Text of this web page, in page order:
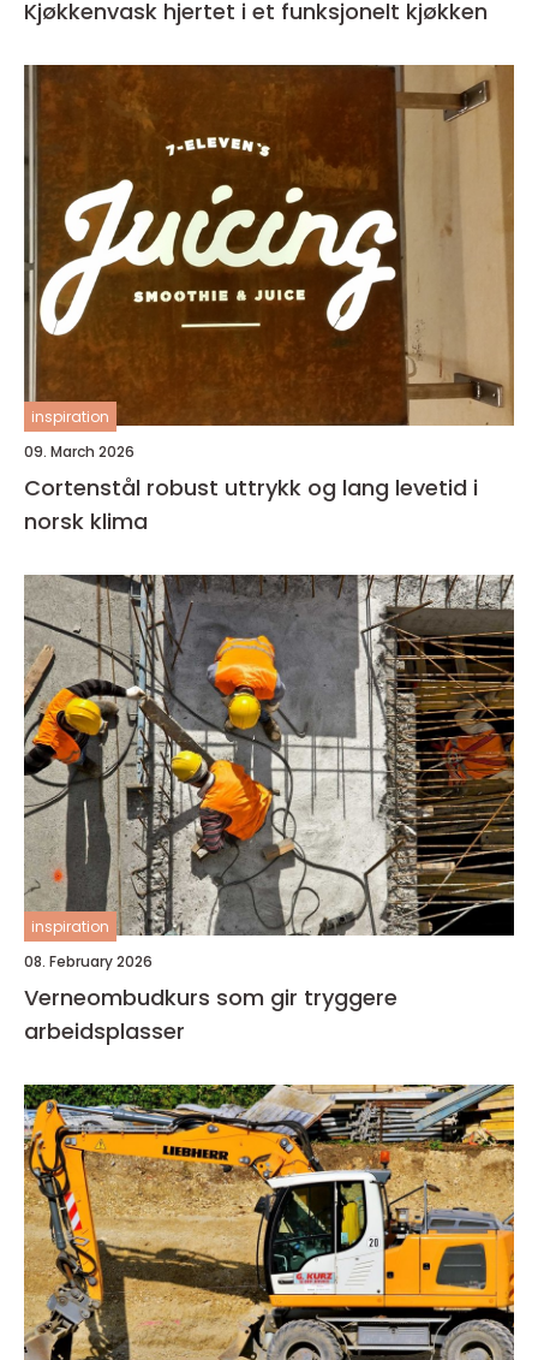
Kjøkkenvask hjertet i et funksjonelt kjøkken
inspiration
09. March 2026
Cortenstål robust uttrykk og lang levetid i
norsk klima
inspiration
08. February 2026
Verneombudkurs som gir tryggere
arbeidsplasser